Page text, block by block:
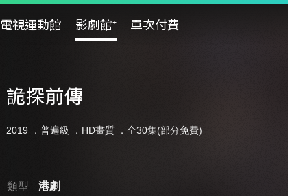
電視運動館 影劇館⁺ 單次付費
詭探前傳
2019 ． 普遍級 ．HD畫質 ．全30集(部分免費)
類型
港劇